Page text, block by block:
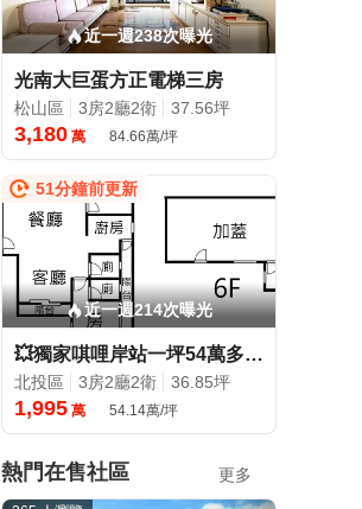
近一週238次曝光
光南大巨蛋方正電梯三房
松山區 3房2廳2衛 37.56坪
3,180 萬 84.66萬/坪
51分鐘前更新
近一週214次曝光
💥獨家唭哩岸站一坪54萬多💥買一層二層使用經紀人徐秀子
北投區 3房2廳2衛 36.85坪
1,995 萬 54.14萬/坪
熱門在售社區 更多